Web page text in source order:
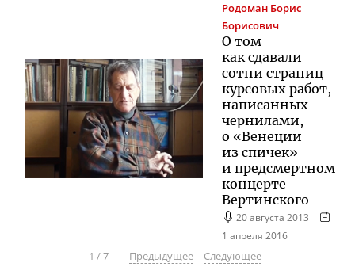
Родоман Борис
Борисович
О том
как сдавали
сотни страниц
курсовых работ,
написанных
чернилами,
о «Венеции
из спичек»
и предсмертном
концерте
Вертинского
20 августа 2013
1 апреля 2016
1 /7 Предыдущее
Следующее